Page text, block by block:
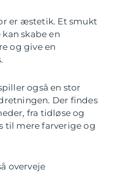
er æstetik. Et smukt
skabe en
og give en
også en stor
Der findes
fra tidløse og
til mere farverige og
overveje